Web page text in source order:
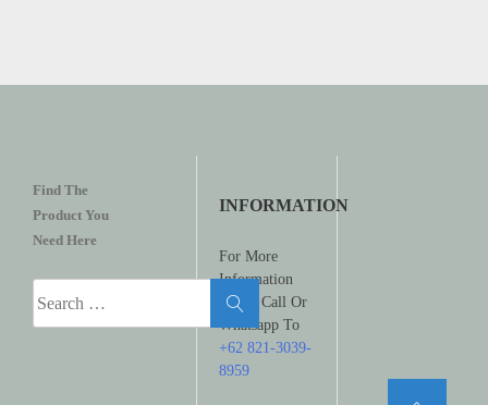
Find The
Product You
Need Here
INFORMATION
For More
Information
Please Call Or
Whatsapp To
+62 821-3039-
8959